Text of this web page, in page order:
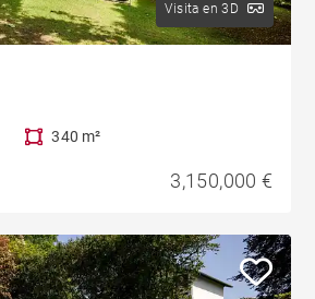
Visita en 3D
340 m²
3,150,000 €